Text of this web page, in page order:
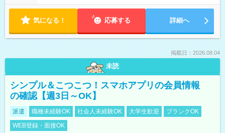
気になる！ 応募する 詳細へ
掲載日：2026.08.04
未読
シンプル＆こつこつ！スマホアプリの会員情報
の確認【週3日～OK】
派遣 職種未経験OK 社会人未経験OK 大学生歓迎
ブランクOK
WEB登録・面接OK